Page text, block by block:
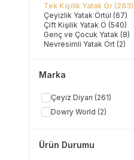
Tek Kişilik Yatak Ör (263)
Çeyizlik Yatak Örtül (67)
Çift Kişilik Yatak Ö (540)
Genç ve Çocuk Yatak (8)
Nevresimli Yatak Ört (2)
Marka
Çeyiz Diyarı (261)
Dowry World (2)
Ürün Durumu